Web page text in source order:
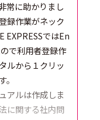
常に助かりまし
録作業がネック
EXPRESSではEn
で利用者登録作
ルから１クリッ
アルは作成しま
に関する社内問